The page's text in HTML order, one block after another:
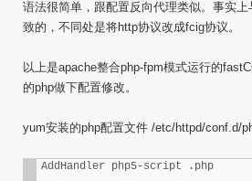
语法很简单，跟配置反向代理类似。事实
致的，不同处是将http协议改成fcig协议。
以上是apache整合php-fpm模式运行的
的php做下配置修改。
yum安装的php配置文件 /etc/httpd/conf.d/
AddHandler php5-script .php